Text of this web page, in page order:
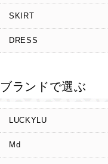
SKIRT
DRESS
ブランドで選ぶ
LUCKYLU
Md